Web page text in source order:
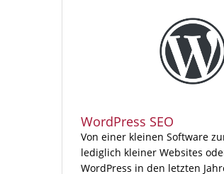
WordPress SEO
Von einer kleinen Software
lediglich kleiner Websites
WordPress in den letzten